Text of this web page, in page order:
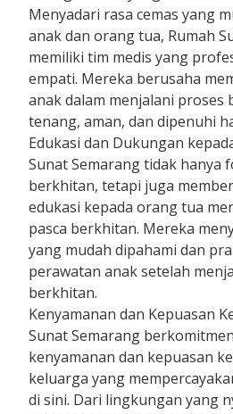
Menyadari rasa cemas yang
anak dan orang tua, Rumah
memiliki tim medis yang
empati. Mereka berusaha
anak dalam menjalani proses
tenang, aman, dan dipenuhi
Edukasi dan Dukungan
Sunat Semarang tidak hanya
berkhitan, tetapi juga
edukasi kepada orang tua
pasca berkhitan. Mereka
yang mudah dipahami dan
perawatan anak setelah
berkhitan.
Kenyamanan dan Kepuasan
Sunat Semarang
kenyamanan dan kepuasan
keluarga yang
di sini. Dari lingkungan yang